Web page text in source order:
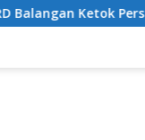
Raperda